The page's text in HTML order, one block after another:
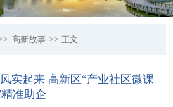
高新故事 >> 正文
实起来 高新区“产业社区微课
精准助企